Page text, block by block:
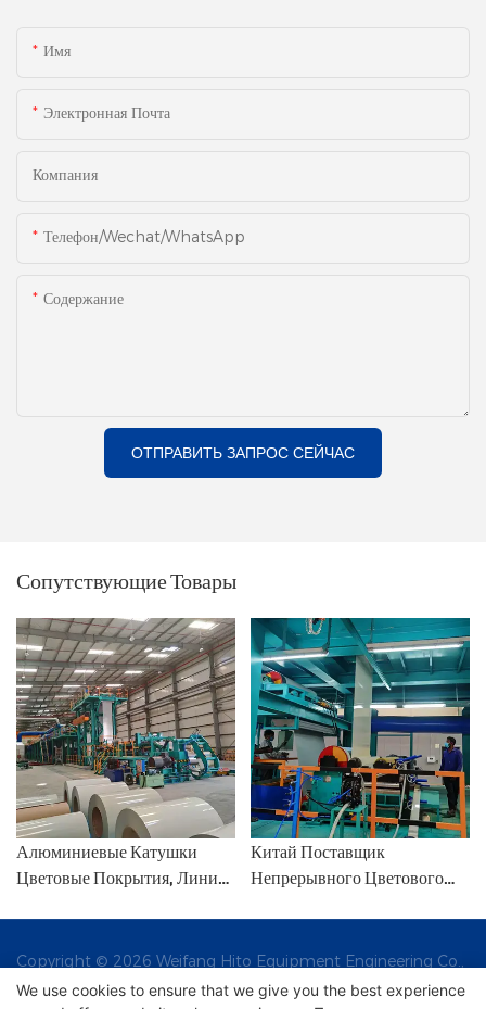
Имя
Электронная Почта
Компания
Телефон/Wechat/WhatsApp
Содержание
ОТПРАВИТЬ ЗАПРОС СЕЙЧАС
Сопутствующие Товары
Алюминиевые Катушки
Цветовые Покрытия, Линия
Поливинилиденного
Фторида И Линия Цветовой
Китай Поставщик
Непрерывного Цветового
Линия Цветного Покрытия И
Линия Цвета Цветовой
Copyright © 2026 Weifang Hito Equipment Engineering Co.,
Ltd |
We use cookies to ensure that we give you the best experience